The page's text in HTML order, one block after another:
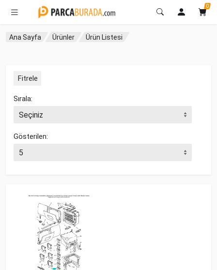
0
Ana Sayfa Ürünler Ürün Listesi
Fitrele
Sırala:
Gösterilen: